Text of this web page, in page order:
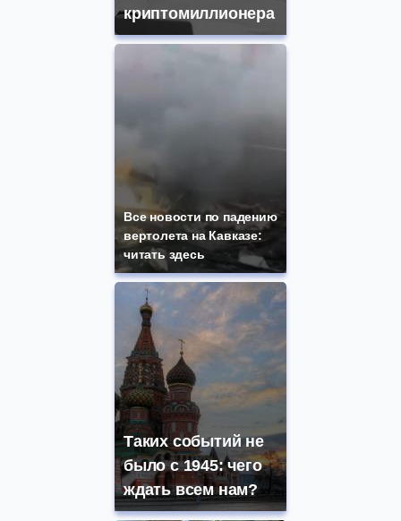
криптомиллионера
Все новости по падению
вертолета на Кавказе:
читать здесь
Таких событий не
было с 1945: чего
ждать всем нам?